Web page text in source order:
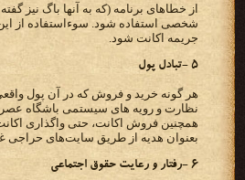
از خطاهای برنامه (که به آنها باگ نیز
شخصی استفاده شود. سوءاستفاده از
جریمه اکانت شود.
۵ -تبادل پول
هر گونه خرید و فروش که در آن پول
نظارت و رویه های سیستمی باشگاه
همچنین فروش اکانت، حتی واگذاری
بعنوان هدیه از طریق سایت‌های حراجی
۶ -رفتار و رعایت حقوق اجتماعی